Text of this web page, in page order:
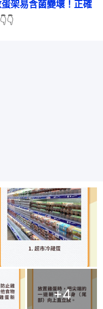
架易含菌變壞！正確
+4